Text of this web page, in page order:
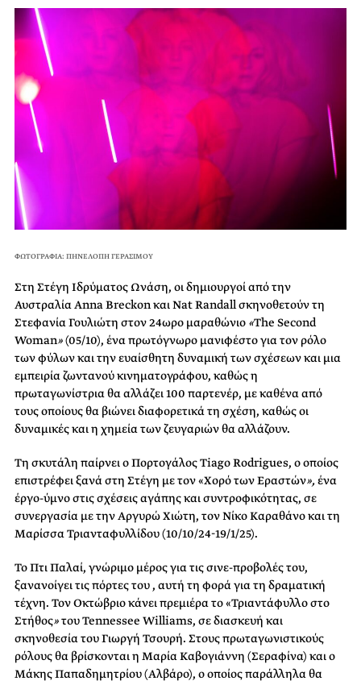
ΦΩΤΟΓΡΑΦΙΑ: ΠΗΝΕΛΟΠΗ ΓΕΡΑΣΙΜΟΥ
Στη Στέγη Ιδρύματος Ωνάση, οι δημιουργοί από την
Αυστραλία Anna Breckon και Nat Randall σκηνοθετούν τη
Στεφανία Γουλιώτη στον 24ωρο μαραθώνιο «The Second
Woman»(05/10), ένα πρωτόγνωρο μανιφέστο για τον ρόλο
των φύλων και την ευαίσθητη δυναμική των σχέσεων και μια
εμπειρία ζωντανού κινηματογράφου, καθώς η
πρωταγωνίστρια θα αλλάζει 100 παρτενέρ, με καθένα από
τους οποίους θα βιώνει διαφορετικά τη σχέση, καθώς οι
δυναμικές και η χημεία των ζευγαριών θα αλλάζουν.
Τη σκυτάλη παίρνει ο Πορτογάλος Tiago Rodrigues, ο οποίος
επιστρέφει ξανά στη Στέγη με τον «Χορό των Εραστών»,ένα
έργο-ύμνο στις σχέσεις αγάπης και συντροφικότητας, σε
συνεργασία με την Αργυρώ Χιώτη, τον Νίκο Καραθάνο και τη
Μαρίσσα Τριανταφυλλίδου (10/10/24-19/1/25).
Το Πτι Παλαί, γνώριμο μέρος για τις σινε-προβολές του,
ξανανοίγει τις πόρτες του , αυτή τη φορά για τη δραματική
τέχνη. Τον Οκτώβριο κάνει πρεμιέρα το «Τριαντάφυλλο στο
Στήθος»του Tennessee Williams, σε διασκευή και
σκηνοθεσία του Γιωργή Τσουρή. Στους πρωταγωνιστικούς
ρόλους θα βρίσκονται η Μαρία Καβογιάννη (Σεραφίνα) και ο
Μάκης Παπαδημητρίου (Αλβάρο), ο οποίος παράλληλα θα